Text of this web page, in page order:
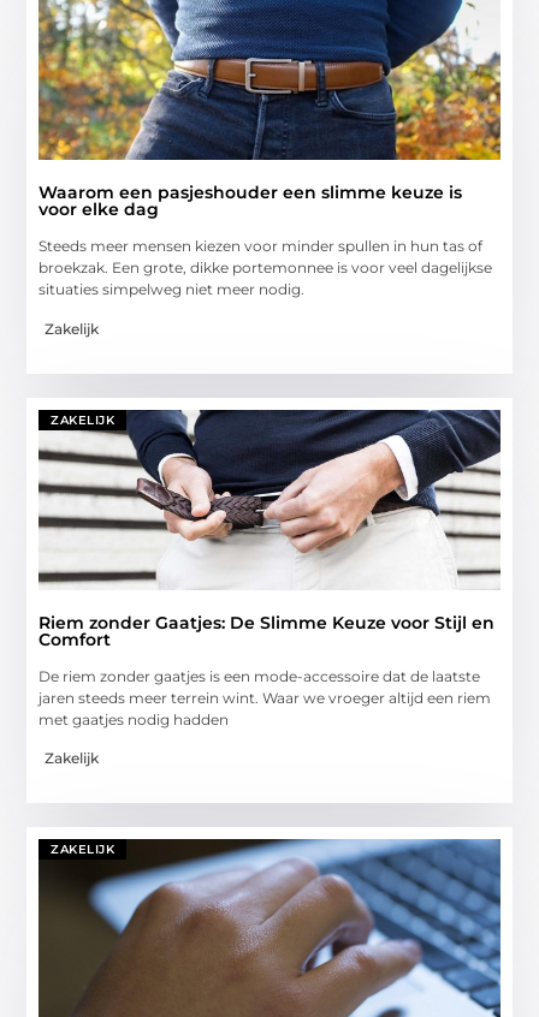
Waarom een pasjeshouder een slimme keuze is
voor elke dag
Steeds meer mensen kiezen voor minder spullen in hun tas of
broekzak. Een grote, dikke portemonnee is voor veel dagelijkse
situaties simpelweg niet meer nodig.
Zakelijk
ZAKELIJK
Riem zonder Gaatjes: De Slimme Keuze voor Stijl en
Comfort
De riem zonder gaatjes is een mode-accessoire dat de laatste
jaren steeds meer terrein wint. Waar we vroeger altijd een riem
met gaatjes nodig hadden
Zakelijk
ZAKELIJK